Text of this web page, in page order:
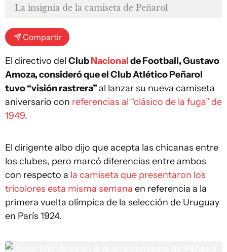
La insignia de la camiseta de Peñarol
Compartir
El directivo del ClubNacionalde Football, Gustavo
Amoza, consideró que el Club Atlético Peñarol
tuvo “visión rastrera”al lanzar su nueva camiseta
aniversario con referencias al “clásico de la fuga” de
1949.
El dirigente albo dijo que acepta las chicanas entre
los clubes, pero marcó diferencias entre ambos
con respecto a la camiseta que presentaron los
tricolores esta misma semana en referencia a la
primera vuelta olímpica de la selección de Uruguay
en París 1924.